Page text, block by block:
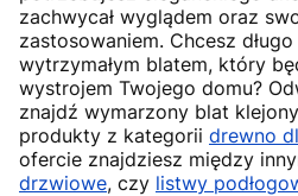
zachwycał wyglądem oraz
zastosowaniem. Chcesz
wytrzymałym blatem, który
wystrojem Twojego domu?
znajdź wymarzony blat
produkty z kategorii drewno
ofercie znajdziesz między
drzwiowe, czy listwy